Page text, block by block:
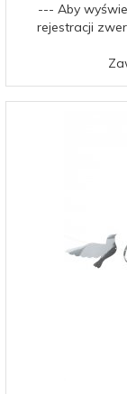
--- Aby
rejestracji